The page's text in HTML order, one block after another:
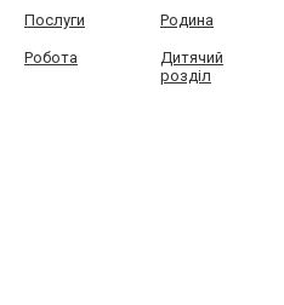
Послуги Родина
Робота
Дитячий
розділ